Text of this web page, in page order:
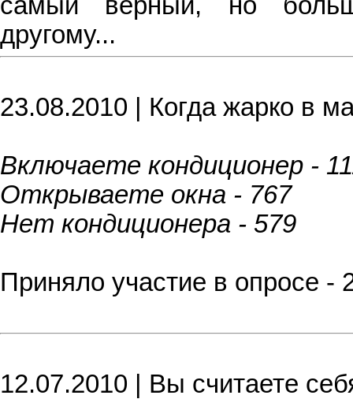
другому...
23.08.2010 | Когда жарко в
Включаете кондиционер -
Открываете окна - 767
Нет кондиционера - 579
Приняло участие в опросе -
12.07.2010 | Вы считаете